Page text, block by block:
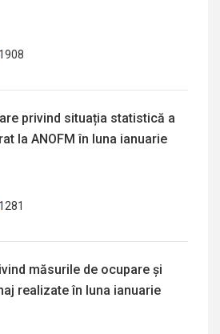
privind situația statistică a
la ANOFM în luna ianuarie
măsurile de ocupare și
realizate în luna ianuarie